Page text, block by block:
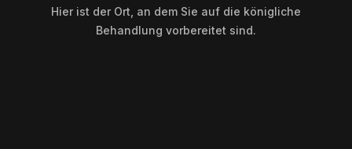
Hier ist der Ort, an dem Sie auf die königliche
Behandlung vorbereitet sind.